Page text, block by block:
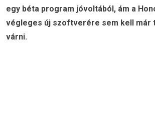
egy béta program jóvoltából, ám a
végleges új szoftverére sem kell már
várni.